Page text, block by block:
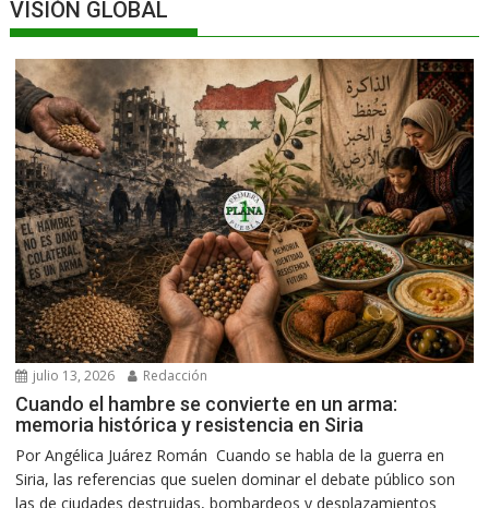
VISIÓN GLOBAL
julio 13, 2026 Redacción
Cuando el hambre se convierte en un arma:
memoria histórica y resistencia en Siria
Por Angélica Juárez Román Cuando se habla de la guerra en
Siria, las referencias que suelen dominar el debate público son
las de ciudades destruidas, bombardeos y desplazamientos